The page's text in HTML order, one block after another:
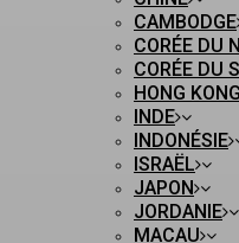
CAMBODGE
CORÉE DU
CORÉE DU
HONG KONG
INDE
INDONÉSIE
ISRAËL
JAPON
JORDANIE
MACAU